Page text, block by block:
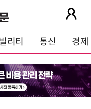
리티 통신 경제